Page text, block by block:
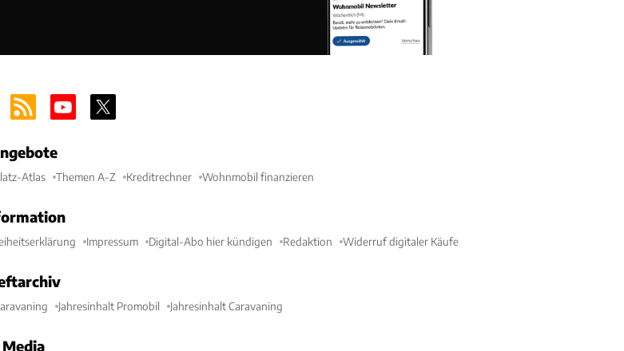
Atlas Themen A-Z Kreditrechner Wohnmobil finanzieren
Impressum Digital-Abo hier kündigen Redaktion Widerruf digitaler Käufe
Jahresinhalt Promobil Jahresinhalt Caravaning
Media